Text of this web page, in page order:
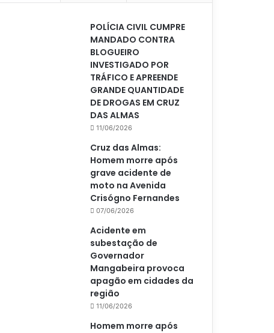
POLÍCIA CIVIL CUMPRE
MANDADO CONTRA
BLOGUEIRO
INVESTIGADO POR
TRÁFICO E APREENDE
GRANDE QUANTIDADE
DE DROGAS EM CRUZ
DAS ALMAS
11/06/2026
Cruz das Almas:
Homem morre após
grave acidente de
moto na Avenida
Crisógno Fernandes
07/06/2026
Acidente em
subestação de
Governador
Mangabeira provoca
apagão em cidades da
região
11/06/2026
Homem morre após